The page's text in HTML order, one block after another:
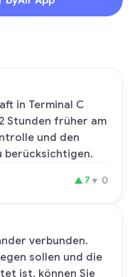
in Terminal C
Stunden früher am
und den
berücksichtigen.
▲ 7 ▼ 0
verbunden.
sollen und die
ist, können Sie